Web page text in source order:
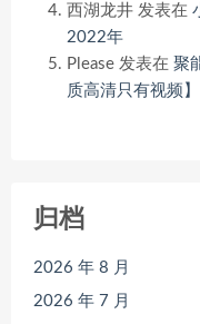
西湖龙井 发表在
2022年
Please 发表在 聚
质高清只有视频】
归档
2026 年 8 月
2026 年 7 月